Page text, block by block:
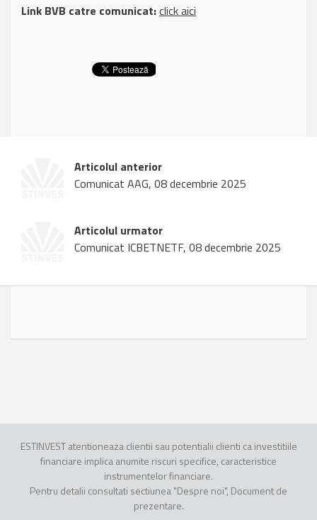
Link BVB catre comunicat:click aici
Articolul anterior
Comunicat AAG, 08 decembrie 2025
Articolul urmator
Comunicat ICBETNETF, 08 decembrie 2025
ESTINVEST atentioneaza clientii sau potentialii clienti ca investitiile
financiare implica anumite riscuri specifice, caracteristice
instrumentelor financiare.
Pentru detalii consultati sectiunea "Despre noi", Document de
prezentare.